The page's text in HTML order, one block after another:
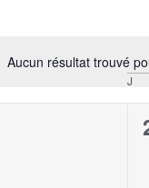
Aucun résultat trouvé
J